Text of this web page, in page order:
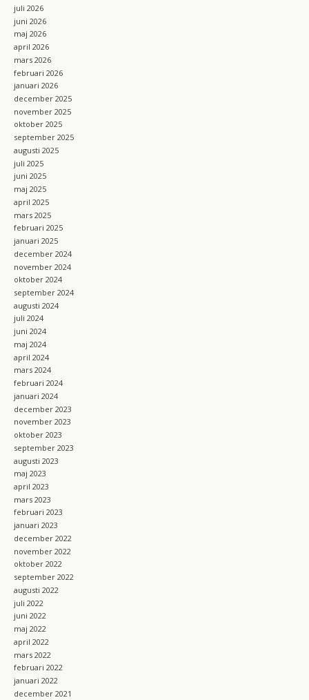
juli 2026
juni 2026
maj 2026
april 2026
mars 2026
februari 2026
januari 2026
december 2025
november 2025
oktober 2025
september 2025
augusti 2025
juli 2025
juni 2025
maj 2025
april 2025
mars 2025
februari 2025
januari 2025
december 2024
november 2024
oktober 2024
september 2024
augusti 2024
juli 2024
juni 2024
maj 2024
april 2024
mars 2024
februari 2024
januari 2024
december 2023
november 2023
oktober 2023
september 2023
augusti 2023
maj 2023
april 2023
mars 2023
februari 2023
januari 2023
december 2022
november 2022
oktober 2022
september 2022
augusti 2022
juli 2022
juni 2022
maj 2022
april 2022
mars 2022
februari 2022
januari 2022
december 2021